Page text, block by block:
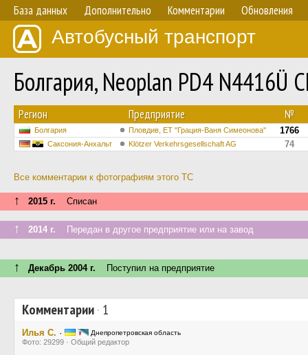
База данных Дополнительно Комментарии Обновления
Автобусный транспорт
Болгария, Neoplan PD4
Регион Предприятие №
Болгария Пловдив, ET "Грация-Ваня Симеонова" 1766
Саксония-Анхальт Klötzer Verkehrsgesellschaft AG 74
Все комментарии к фотографиям этого ТС
↑ 2015 г. Списан
↑ 2014 г. Передан в другое предприятие или на завод
↑ Декабрь 2004 г. Поступил на предприятие
Комментарии· 1
Илья С. · Днепропетровская область
Фото: 29299 · Общий редактор